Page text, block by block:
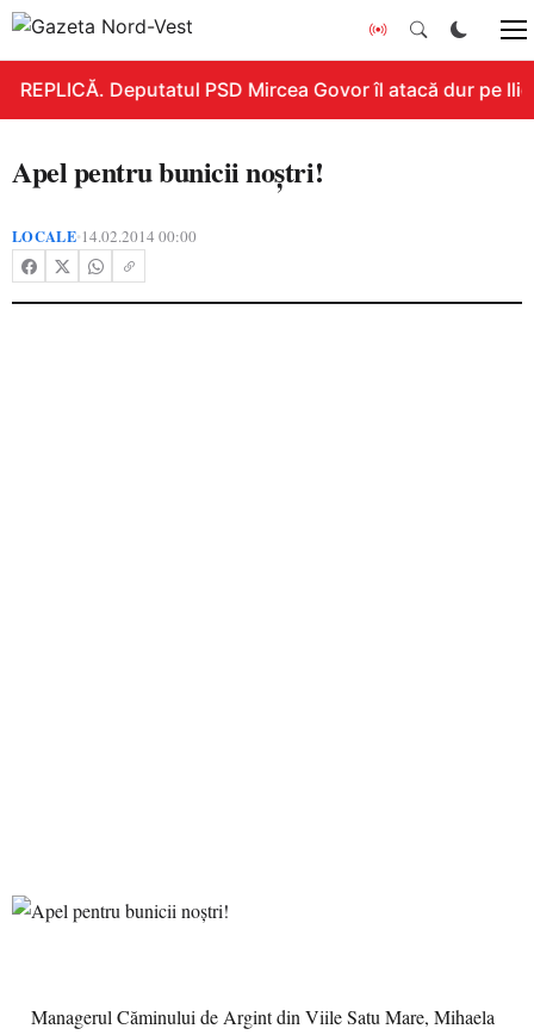
REPLICĂ. Deputatul PSD Mircea Govor îl atacă dur pe
Apel pentru bunicii noştri!
LOCALE•14.02.2014 00:00
Managerul Căminului de Argint din Viile Satu Mare, Mihaela